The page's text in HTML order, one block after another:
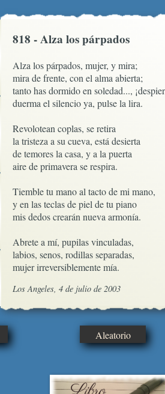
818 - Alza los párpados
Alza los párpados, mujer, y mira;
mira de frente, con el alma abierta;
tanto has dormido en soledad...,
duerma el silencio ya, pulse la lira.
Revolotean coplas, se retira
la tristeza a su cueva, está desierta
de temores la casa, y a la puerta
aire de primavera se respira.
Tiemble tu mano al tacto de mi mano,
y en las teclas de piel de tu piano
mis dedos crearán nueva armonía.
Abrete a mí, pupilas vinculadas,
labios, senos, rodillas separadas,
mujer irreversiblemente mía.
Los Angeles, 4 de julio de 2003
Aleatorio